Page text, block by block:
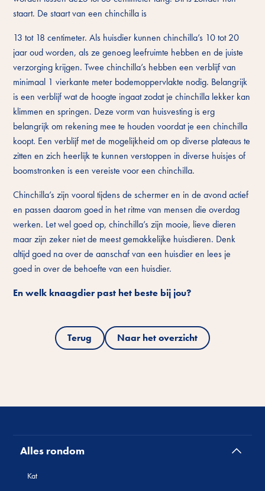
staart. De staart van een chinchilla is
13 tot 18 centimeter. Als huisdier kunnen chinchilla’s 10 tot 20
jaar oud worden, als ze genoeg leefruimte hebben en de juiste
verzorging krijgen. Twee chinchilla’s hebben een verblijf van
minimaal 1 vierkante meter bodemoppervlakte nodig. Belangrijk
is een verblijf wat de hoogte ingaat zodat je chinchilla lekker kan
klimmen en springen. Deze vorm van huisvesting is erg
belangrijk om rekening mee te houden voordat je een chinchilla
koopt. Een verblijf met de mogelijkheid om op diverse plateaus te
zitten en zich heerlijk te kunnen verstoppen in diverse huisjes of
boomstronken is een vereiste voor een chinchilla.
Chinchilla’s zijn vooral tijdens de schermer en in de avond actief
en passen daarom goed in het ritme van mensen die overdag
werken. Let wel goed op, chinchilla’s zijn mooie, lieve dieren
maar zijn zeker niet de meest gemakkelijke huisdieren. Denk
altijd goed na over de aanschaf van een huisdier en lees je
goed in over de behoefte van een huisdier.
En welk knaagdier past het beste bij jou?
Terug Naar het overzicht
Alles rondom
Kat